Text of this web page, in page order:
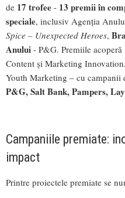
de 17 trofee - 13 premii în
speciale, inclusiv Agenția
Spice – Unexpected Heroes,
Anului - P&G. Premiile
Content și Marketing
Youth Marketing – cu campanii
P&G, Salt Bank, Pampers,
Campaniile premiate:
impact
Printre proiectele premiate se